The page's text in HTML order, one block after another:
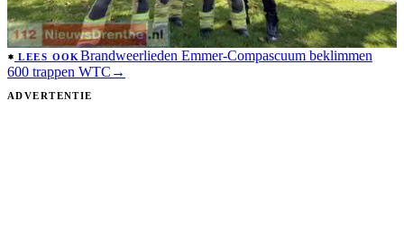
LEES OOK Brandweerlieden Emmer-Compascuum beklimmen
600 trappen WTC →
ADVERTENTIE